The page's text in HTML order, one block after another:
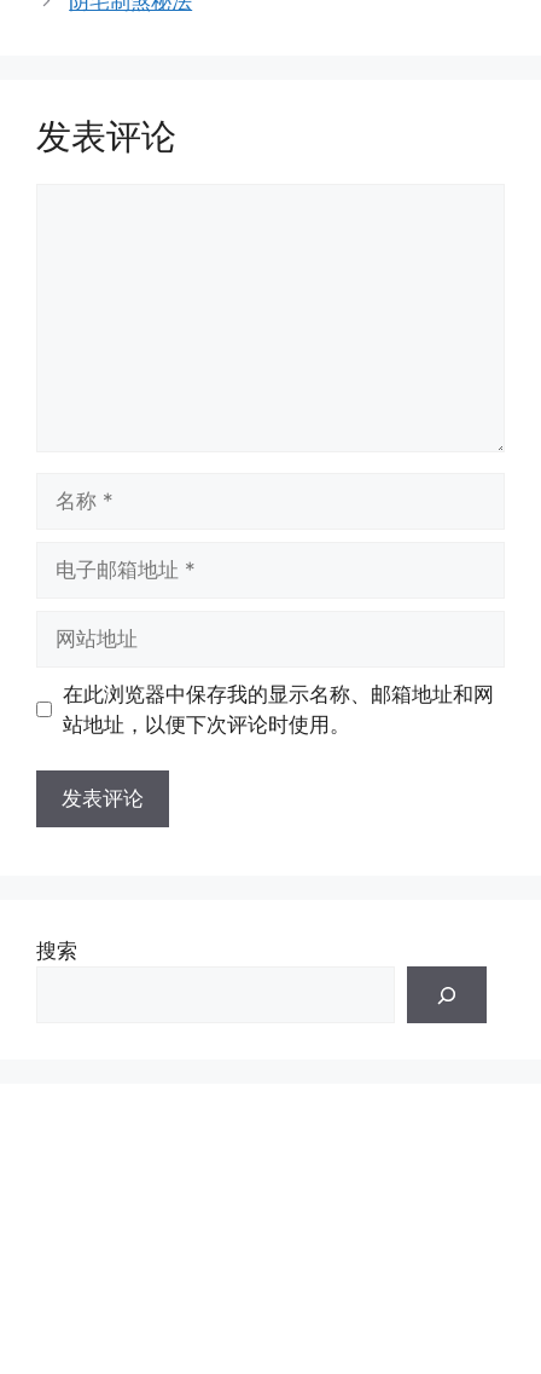
发表评论
址
址
在此浏览器中保存我的显示名称、邮箱地址和网
站地址，以便下次评论时使用。
搜索